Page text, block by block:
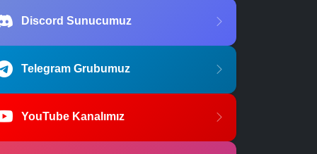
Discord Sunucumuz
Telegram Grubumuz
YouTube Kanalımız